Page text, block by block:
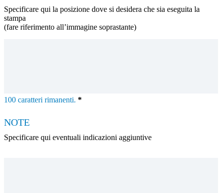
Specificare qui la posizione dove si desidera che sia eseguita la
stampa
(fare riferimento all’immagine soprastante)
100 caratteri rimanenti. *
NOTE
Specificare qui eventuali indicazioni aggiuntive